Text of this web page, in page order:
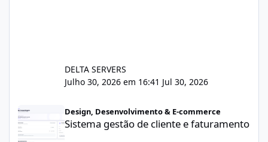
DELTA SERVERS
Julho 30, 2026 em 16:41 Jul 30, 2026
Design, Desenvolvimento & E-commerce
Sistema gestão de cliente e faturamento